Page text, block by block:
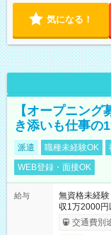
気になる！
【オープニン
き添いも仕事の
派遣 職種未経験OK
WEB登録・面接OK
給与
無資格未経
収1万2000円
交通費別